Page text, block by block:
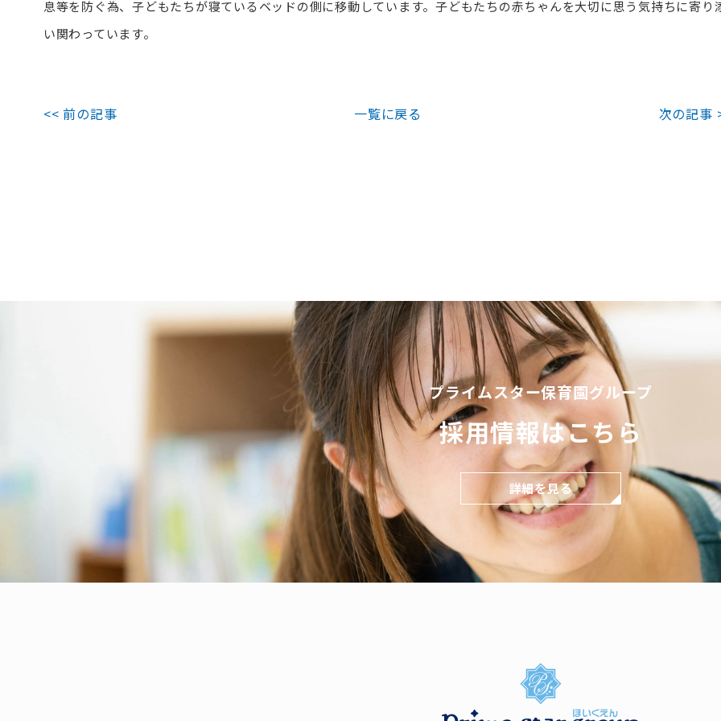
息等を防ぐ為、子どもたちが寝ているベッドの側に移動しています。子どもたちの赤ちゃんを大切に思う気持ちに寄り
い関わっています。
<< 前の記事 一覧に戻る 次の記事
プライムスター保育園グループ
採用情報はこちら
詳細を見る